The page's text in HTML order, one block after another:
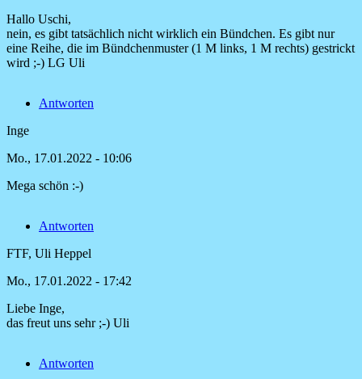
Antwort
auf
Den
von
Hallo Uschi,
nein, es gibt tatsächlich nicht wirklich ein Bündchen. Es gibt nur
eine Reihe, die im Bündchenmuster (1 M links, 1 M rechts) gestrickt
wird ;-) LG Uli
Antworten
Inge
Mo., 17.01.2022 - 10:06
Mega schön :-)
Antworten
FTF, Uli Heppel
Mo., 17.01.2022 - 17:42
Antwort
schön
Liebe Inge,
das freut uns sehr ;-) Uli
Antworten